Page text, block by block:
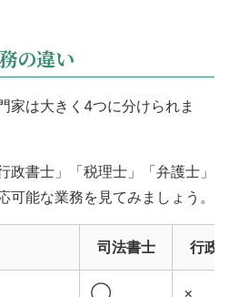
の違い
家は大きく4つに分けられま
政書士」「税理士」「弁護士」
可能な業務を見てみましょう。
司法書士 行政
◯ ×